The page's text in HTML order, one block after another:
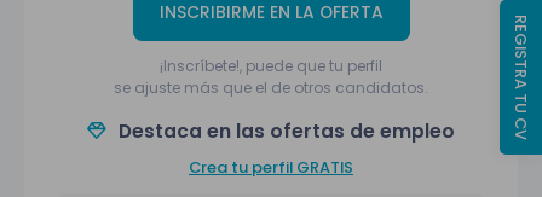
INSCRIBIRME EN LA OFERTA
¡Inscríbete!, puede que tu perfil
se ajuste más que el de otros candidatos.
Destaca en las ofertas de empleo
Crea tu perfil GRATIS
REGISTRA TU CV